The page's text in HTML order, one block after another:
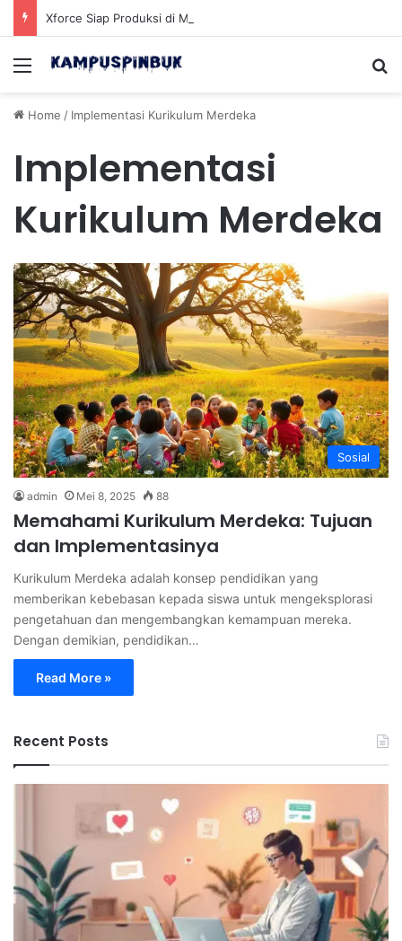
Menu
Home / Implementasi Kurikulum Merdeka
Implementasi
Kurikulum Merdeka
Sosial
admin Mei 8, 2025 88
Memahami Kurikulum Merdeka: Tujuan
dan Implementasinya
Kurikulum Merdeka adalah konsep pendidikan yang
memberikan kebebasan kepada siswa untuk mengeksplorasi
pengetahuan dan mengembangkan kemampuan mereka.
Dengan demikian, pendidikan…
Read More »
Recent Posts